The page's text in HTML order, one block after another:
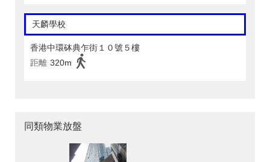
天麟學校
香港中環砵典乍街１０號５樓
距離 320m
同類物業放盤